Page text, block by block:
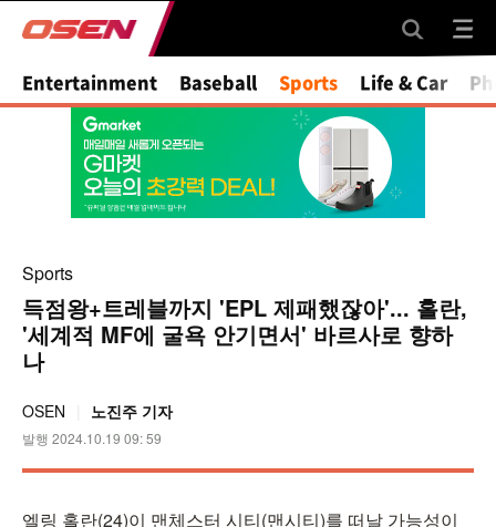
Mute
Entertainment Baseball Sports Life & Car
Sports
득점왕+트레블까지 'EPL 제패했잖아'... 홀란,
'세계적 MF에 굴욕 안기면서' 바르사로 향하
나
OSEN 노진주 기자
발행 2024.10.19 09: 59
엘링 홀란(24)이 맨체스터 시티(맨시티)를 떠날 가능성이